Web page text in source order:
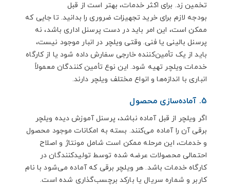
تخمین زد. برای اکثر خدمات، بهتر است از قبل
بودجه لازم برای خرید تجهیزات ضروری را بدانید. تا جایی که
ممکن است، این امر باید در دست پرسنل اداری باشد، نه
پرسنل بالینی یا فنی. وقتی ویلچر در انبار موجود نیست،
باید از یک تأمین‌کننده خارجی سفارش داده شود یا از کارگاه
خدمات ویلچر تهیه شود. این نوع تأمین کنندگان معمولاً
انباری با اندازه‌ها و انواع مختلف ویلچر دارند.
5. آماده‌سازی محصول
اگر ویلچر از قبل آماده نباشد، پرسنل آموزش‌ دیده ویلچر
برقی آن را آماده می‌کنند. بسته به امکانات موجود محصول
و خدمات، این مرحله ممکن است شامل مونتاژ و اصلاح
احتمالی محصولات عرضه‌ شده توسط تولیدکنندگان در
کارگاه خدمات باشد. هر ویلچر برقی که آماده می‌شود با نام
کاربر و شماره سریال یا بارکد برچسب‌گذاری شده است.